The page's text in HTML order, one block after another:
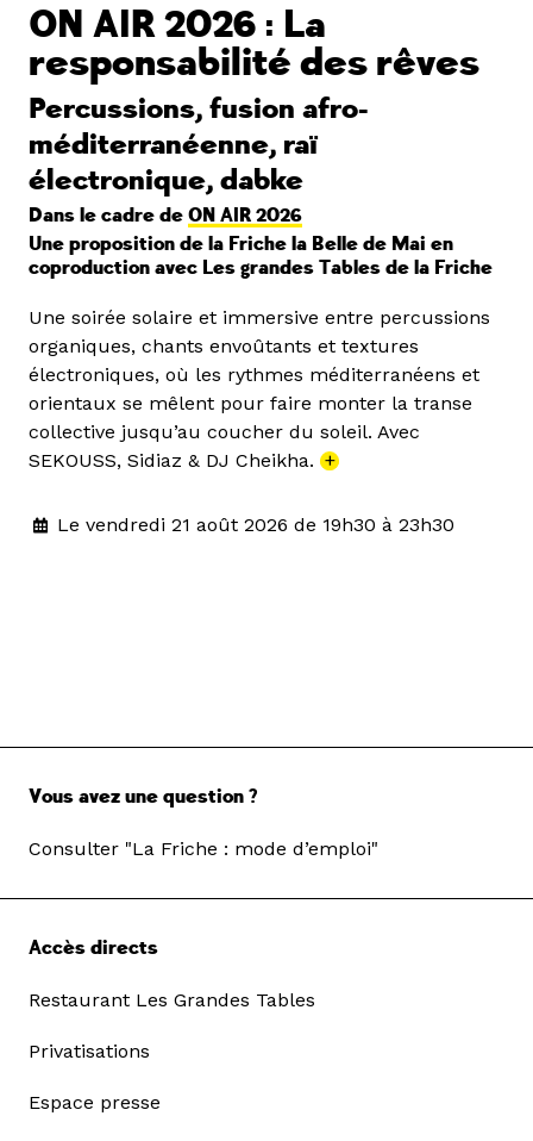
ON AIR 2026 : La
responsabilité des rêves
Percussions, fusion afro-
méditerranéenne, raï
électronique, dabke
Dans le cadre de ON AIR 2026
Une proposition de la Friche la Belle de Mai en
coproduction avec Les grandes Tables de la Friche
Une soirée solaire et immersive entre percussions
organiques, chants envoûtants et textures
électroniques, où les rythmes méditerranéens et
orientaux se mêlent pour faire monter la transe
collective jusqu’au coucher du soleil. Avec
SEKOUSS, Sidiaz & DJ Cheikha. +
Le vendredi 21 août 2026 de 19h30 à 23h30
Vous avez une question ?
Consulter "La Friche : mode d’emploi"
Accès directs
Restaurant Les Grandes Tables
Privatisations
Espace presse